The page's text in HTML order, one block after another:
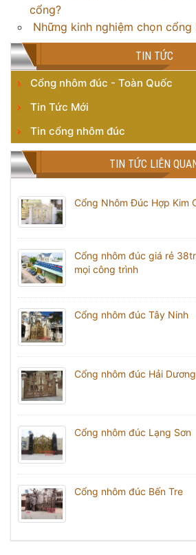
cổng?
Những kinh nghiệm chọn
TIN TỨC
Cổng nhôm đúc - Toàn Quốc
Tin Tức Mới
Tin cổng nhôm đúc
TIN TỨC LIÊN
Cổng Nhôm Đúc Hợp Kim
Cổng nhôm đúc giá rẻ
mọi công trình
Cổng nhôm đúc Tây Ninh
Cổng nhôm đúc Hải Dương
Cổng nhôm đúc Lạng Sơn
Cổng nhôm đúc Bến Tre